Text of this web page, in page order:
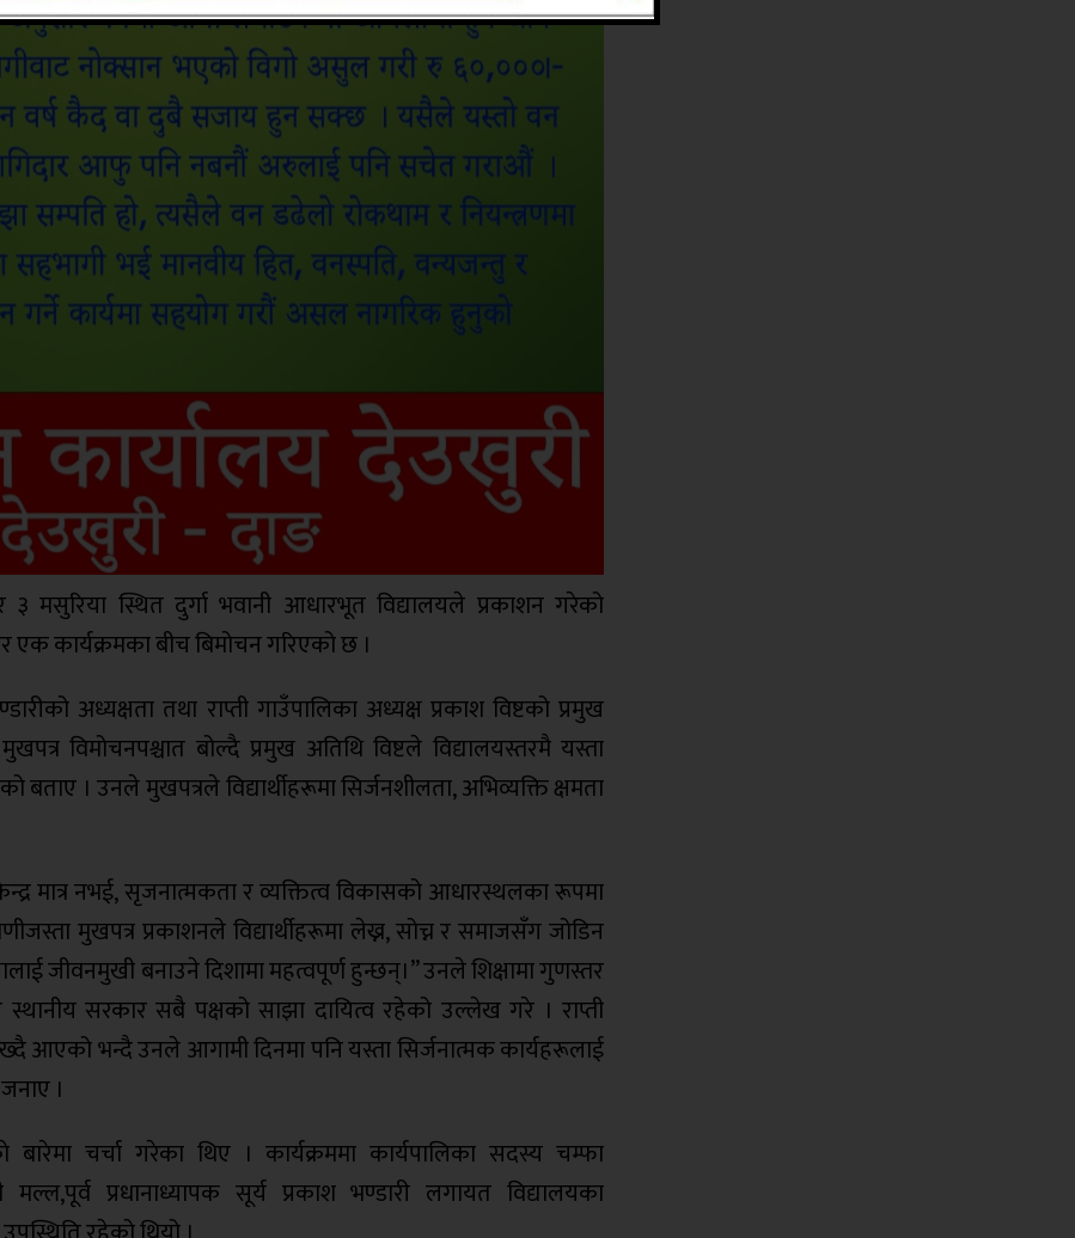
३ मसुरिया स्थित दुर्गा भवानी आधारभूत विद्यालयले प्रकाशन गरेको
एक कार्यक्रमका बीच बिमोचन गरिएको छ ।
अध्यक्षता तथा राप्ती गाउँपालिका अध्यक्ष प्रकाश विष्टको प्रमुख
विमोचनपश्चात बोल्दै प्रमुख अतिथि विष्टले विद्यालयस्तरमै यस्ता
। उनले मुखपत्रले विद्यार्थीहरूमा सिर्जनशीलता, अभिव्यक्ति क्षमता
मात्र नभई, सृजनात्मकता र व्यक्तित्व विकासको आधारस्थलका रूपमा
मुखपत्र प्रकाशनले विद्यार्थीहरूमा लेख्न, सोच्न र समाजसँग जोडिन
जीवनमुखी बनाउने दिशामा महत्वपूर्ण हुन्छन्।” उनले शिक्षामा गुणस्तर
स्थानीय सरकार सबै पक्षको साझा दायित्व रहेको उल्लेख गरे । राप्ती
आएको भन्दै उनले आगामी दिनमा पनि यस्ता सिर्जनात्मक कार्यहरूलाई
।
बारेमा चर्चा गरेका थिए । कार्यक्रममा कार्यपालिका सदस्य चम्फा
प्रधानाध्यापक सूर्य प्रकाश भण्डारी लगायत विद्यालयका